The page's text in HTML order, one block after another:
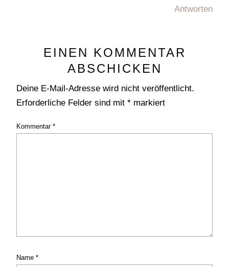
Antworten
EINEN KOMMENTAR
ABSCHICKEN
Deine E-Mail-Adresse wird nicht veröffentlicht.
Erforderliche Felder sind mit* markiert
Kommentar*
Name*